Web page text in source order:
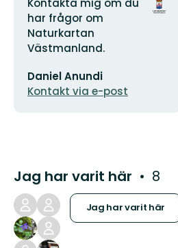
Kontakta mig om du
har frågor om
Naturkartan
Västmanland.
postadress
Daniel Anundi
Kontakt via e-post
Jag har varit här 8
Jag har varit här